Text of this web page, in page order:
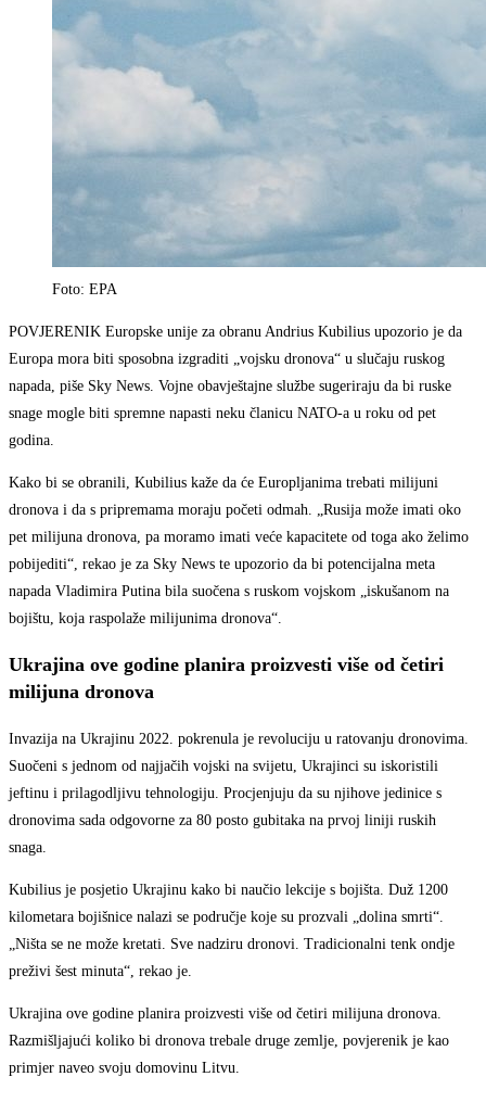
Foto: EPA
POVJERENIK Europske unije za obranu Andrius Kubilius upozorio je da
Europa mora biti sposobna izgraditi „vojsku dronova“ u slučaju ruskog
napada, piše Sky News. Vojne obavještajne službe sugeriraju da bi ruske
snage mogle biti spremne napasti neku članicu NATO-a u roku od pet
godina.
Kako bi se obranili, Kubilius kaže da će Europljanima trebati milijuni
dronova i da s pripremama moraju početi odmah. „Rusija može imati oko
pet milijuna dronova, pa moramo imati veće kapacitete od toga ako želimo
pobijediti“, rekao je za Sky News te upozorio da bi potencijalna meta
napada Vladimira Putina bila suočena s ruskom vojskom „iskušanom na
bojištu, koja raspolaže milijunima dronova“.
Ukrajina ove godine planira proizvesti više od četiri
milijuna dronova
Invazija na Ukrajinu 2022. pokrenula je revoluciju u ratovanju dronovima.
Suočeni s jednom od najjačih vojski na svijetu, Ukrajinci su iskoristili
jeftinu i prilagodljivu tehnologiju. Procjenjuju da su njihove jedinice s
dronovima sada odgovorne za 80 posto gubitaka na prvoj liniji ruskih
snaga.
Kubilius je posjetio Ukrajinu kako bi naučio lekcije s bojišta. Duž 1200
kilometara bojišnice nalazi se područje koje su prozvali „dolina smrti“.
„Ništa se ne može kretati. Sve nadziru dronovi. Tradicionalni tenk ondje
preživi šest minuta“, rekao je.
Ukrajina ove godine planira proizvesti više od četiri milijuna dronova.
Razmišljajući koliko bi dronova trebale druge zemlje, povjerenik je kao
primjer naveo svoju domovinu Litvu.